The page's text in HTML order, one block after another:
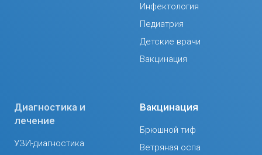
Инфектология
Педиатрия
Детские врачи
Вакцинация
Диагностика и
лечение
УЗИ-диагностика
Вакцинация
Брюшной тиф
Ветряная оспа